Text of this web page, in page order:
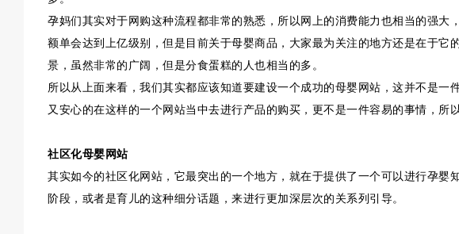
孕妈们其实对于网购这种流程都非常的熟悉，所以网上的消费能力也相当的强大
额单会达到上亿级别，但是目前关于母婴商品，大家最为关注的地方还是在于它
景，虽然非常的广阔，但是分食蛋糕的人也相当的多。
所以从上面来看，我们其实都应该知道要建设一个成功的母婴网站，这并不是一
又安心的在这样的一个网站当中去进行产品的购买，更不是一件容易的事情，所
社区化母婴网站
其实如今的社区化网站，它最突出的一个地方，就在于提供了一个可以进行孕婴
阶段，或者是育儿的这种细分话题，来进行更加深层次的关系列引导。